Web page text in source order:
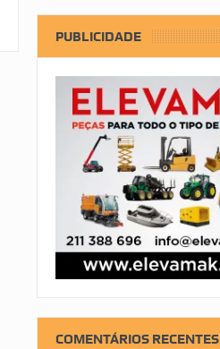
PUBLICIDADE
COMENTÁRIOS RECENTES